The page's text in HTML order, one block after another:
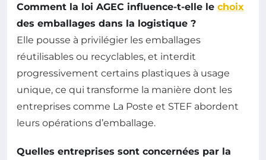
Comment la loi AGEC influence-t-elle le choix
des emballages dans la logistique ?
Elle pousse à privilégier les emballages
réutilisables ou recyclables, et interdit
progressivement certains plastiques à usage
unique, ce qui transforme la manière dont les
entreprises comme La Poste et STEF abordent
leurs opérations d’emballage.
Quelles entreprises sont concernées par la